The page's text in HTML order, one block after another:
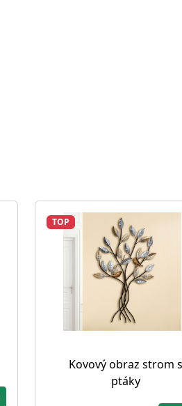
TOP
Kovový obraz strom s
ptáky